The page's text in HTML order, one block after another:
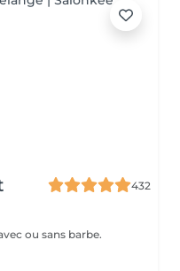
432
ou sans barbe.